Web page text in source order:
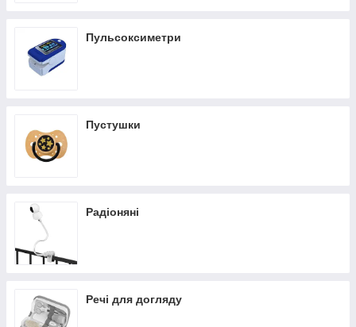
Пульсоксиметри
Пустушки
Радіоняні
Речі для догляду